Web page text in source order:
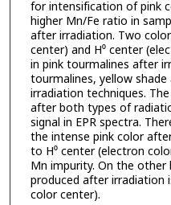
for intensification of pink
higher Mn/Fe ratio in
after irradiation. Two
center) and H⁰ center
in pink tourmalines after
tourmalines, yellow
irradiation techniques.
after both types of
signal in EPR spectra.
the intense pink color
to H⁰ center (electron
Mn impurity. On the
produced after irradiation
color center).